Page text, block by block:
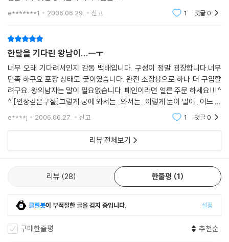
e*******1 2006.06.29. 신고 1 댓글0
한달을 기다린 왕남이...ㅡㅜ
너무 오래 기다려서인지 감동 백배입니다. 구성이 정말 굉장합니다.너무
만족 하구요 포장 상태도 굿이였습니다. 완전 소장용으로 하나 더 구입할
려구요. 왕의남자는 말이 필요없습니다. 폐인이라면 얼른 주문 하세요!!!^
^ [인상깊은구절]그렇게 궁에 와서는...와서는...이렇게 눈이 멀어...어느 잡
놈이 그 놈 마음 훔쳐가는 걸 못보고...
e****j 2006.06.27. 신고 1 댓글0
리뷰 전체보기
리뷰 28 한줄평 1
클린봇이 부적절한 글을 감지 중입니다. 설정
구매한줄평 추천순